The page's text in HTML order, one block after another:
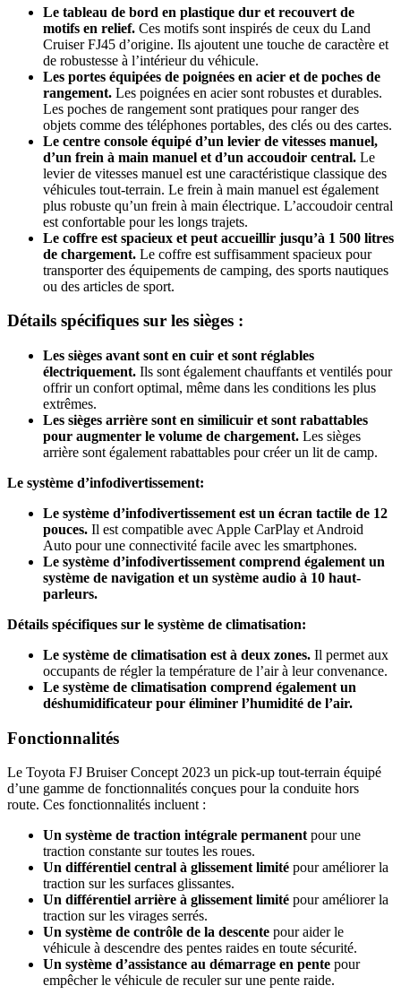
Le tableau de bord en plastique dur et recouvert de
motifs en relief. Ces motifs sont inspirés de ceux du Land
Cruiser FJ45 d’origine. Ils ajoutent une touche de caractère et
de robustesse à l’intérieur du véhicule.
Les portes équipées de poignées en acier et de poches de
rangement. Les poignées en acier sont robustes et durables.
Les poches de rangement sont pratiques pour ranger des
objets comme des téléphones portables, des clés ou des cartes.
Le centre console équipé d’un levier de vitesses manuel,
d’un frein à main manuel et d’un accoudoir central. Le
levier de vitesses manuel est une caractéristique classique des
véhicules tout-terrain. Le frein à main manuel est également
plus robuste qu’un frein à main électrique. L’accoudoir central
est confortable pour les longs trajets.
Le coffre est spacieux et peut accueillir jusqu’à 1 500 litres
de chargement. Le coffre est suffisamment spacieux pour
transporter des équipements de camping, des sports nautiques
ou des articles de sport.
Détails spécifiques sur les sièges :
Les sièges avant sont en cuir et sont réglables
électriquement. Ils sont également chauffants et ventilés pour
offrir un confort optimal, même dans les conditions les plus
extrêmes.
Les sièges arrière sont en similicuir et sont rabattables
pour augmenter le volume de chargement. Les sièges
arrière sont également rabattables pour créer un lit de camp.
Le système d’infodivertissement:
Le système d’infodivertissement est un écran tactile de 12
pouces. Il est compatible avec Apple CarPlay et Android
Auto pour une connectivité facile avec les smartphones.
Le système d’infodivertissement comprend également un
système de navigation et un système audio à 10 haut-
parleurs.
Détails spécifiques sur le système de climatisation:
Le système de climatisation est à deux zones. Il permet aux
occupants de régler la température de l’air à leur convenance.
Le système de climatisation comprend également un
déshumidificateur pour éliminer l’humidité de l’air.
Fonctionnalités
Le Toyota FJ Bruiser Concept 2023 un pick-up tout-terrain équipé
d’une gamme de fonctionnalités conçues pour la conduite hors
route. Ces fonctionnalités incluent :
Un système de traction intégrale permanent pour une
traction constante sur toutes les roues.
Un différentiel central à glissement limité pour améliorer la
traction sur les surfaces glissantes.
Un différentiel arrière à glissement limité pour améliorer la
traction sur les virages serrés.
Un système de contrôle de la descente pour aider le
véhicule à descendre des pentes raides en toute sécurité.
Un système d’assistance au démarrage en pente pour
empêcher le véhicule de reculer sur une pente raide.